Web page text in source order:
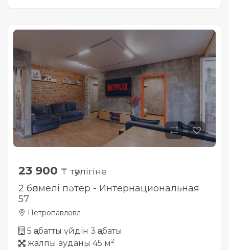
23 900 ₸ тәулігіне
2 бөлмелі пәтер - Интернациональная
57
Петропавловл
5 қабатты үйдін 3 қабаты
жалпы ауданы 45 м2